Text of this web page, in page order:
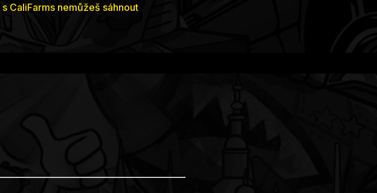
s CaliFarms nemůžeš sáhnout